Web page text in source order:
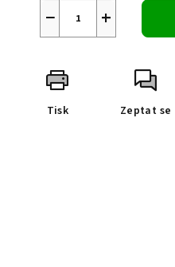
+
−
Tisk Zeptat se